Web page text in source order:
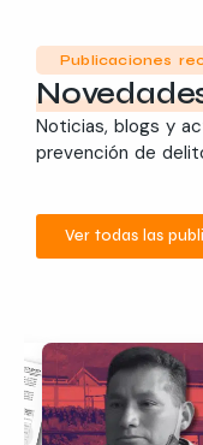
Publicaciones
Noticias, blogs y
prevención de
Ver todas las